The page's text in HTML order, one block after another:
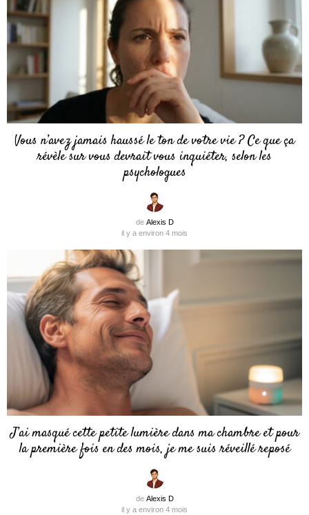
Vous n’avez jamais haussé le ton de votre vie ? Ce que ça
révèle sur vous devrait vous inquiéter, selon les
psychologues
de Alexis D
il y a environ 4 mois
J’ai masqué cette petite lumière dans ma chambre et pour
la première fois en des mois, je me suis réveillé reposé
de Alexis D
il y a environ 4 mois